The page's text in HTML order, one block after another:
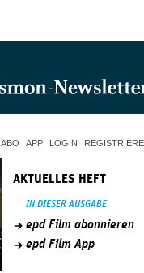
ABO APP LOGIN
AKTUELLES HEFT
IN DIESER AUSGABE
epd Film abonnieren
epd Film App